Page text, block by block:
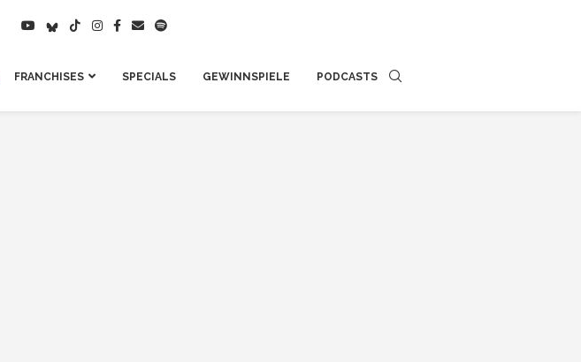
FRANCHISES SPECIALS GEWINNSPIELE PODCASTS